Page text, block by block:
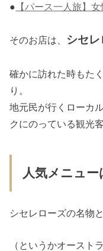
● 【パース一人旅】
そのお店は、 シセ
確かに訪れた時もた
り。
地元民が行くローカ
クにのっている観光
人気メニュ
シセレローズの名物
（というかオースト